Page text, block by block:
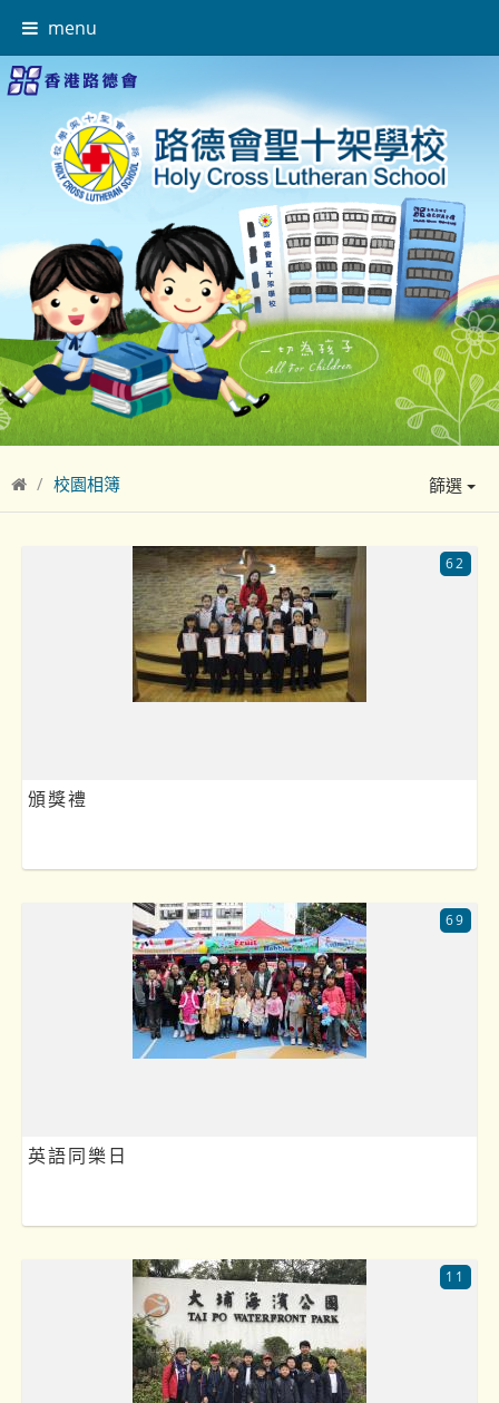
menu
校園相簿 篩選
頒獎禮
62
英語同樂日
69
11